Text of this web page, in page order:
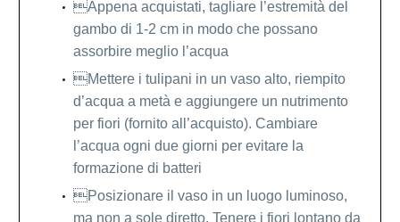
Appena acquistati, tagliare l’estremità del
gambo di 1-2 cm in modo che possano
assorbire meglio l’acqua
Mettere i tulipani in un vaso alto, riempito
d’acqua a metà e aggiungere un nutrimento
per fiori (fornito all’acquisto). Cambiare
l’acqua ogni due giorni per evitare la
formazione di batteri
Posizionare il vaso in un luogo luminoso,
ma non a sole diretto. Tenere i fiori lontano da